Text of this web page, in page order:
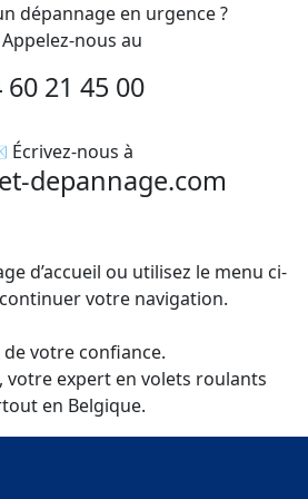
dépannage en urgence ?
nous au
60 21 45 00
Écrivez-nous à
depannage.com
d’accueil ou utilisez le menu ci-
votre navigation.
votre confiance.
votre expert en volets roulants
en Belgique.